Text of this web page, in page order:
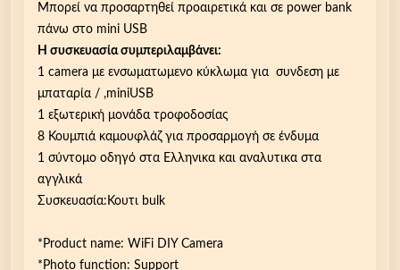
Μπορεί να προσαρτηθεί προαιρετικά και σε power bank
πάνω στο mini USB
Η συσκευασία συμπεριλαμβάνει:
1 camera με ενσωματωμενο κύκλωμα για συνδεση με
μπαταρία / ,miniUSB
1 εξωτερική μονάδα τροφοδοσίας
8 Κουμπιά καμουφλάζ για προσαρμογή σε ένδυμα
1 σύντομο οδηγό στα Ελληνικα και αναλυτικα στα
αγγλικά
Συσκευασία:Κουτι bulk
*Product name: WiFi DIY Camera
*Photo function: Support